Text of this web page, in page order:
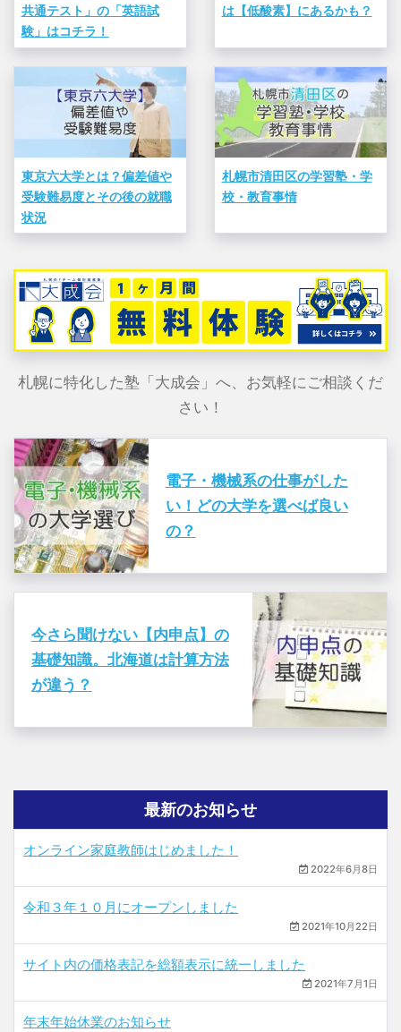
共通テスト」の「英語試
験」はコチラ！
は【低酸素】にあるかも？
東京六大学とは？偏差値や
受験難易度とその後の就職
状況
札幌市清田区の学習塾・学
校・教育事情
札幌に特化した塾「大成会」へ、お気軽にご相談くだ
さい！
電子・機械系の仕事がした
い！どの大学を選べば良い
の？
今さら聞けない【内申点】の
基礎知識。北海道は計算方法
が違う？
最新のお知らせ
オンライン家庭教師はじめました！
2022年6月8日
令和３年１０月にオープンしました
2021年10月22日
サイト内の価格表記を総額表示に統一しました
2021年7月1日
年末年始休業のお知らせ